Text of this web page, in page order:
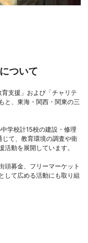
ついて
支援」および「チャリテ
と、東海・関西・関東の三
学校計15校の建設・修理
て、教育環境の調査や衛
動を展開しています。
頭募金、フリーマーケット
して広める活動にも取り組